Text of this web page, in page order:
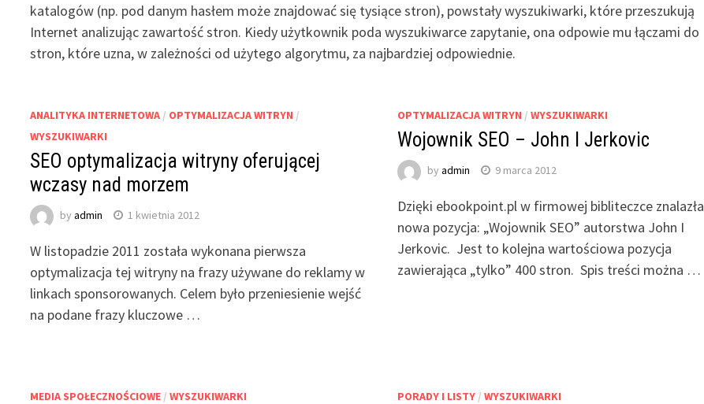
katalogów (np. pod danym hasłem może znajdować się tysiące stron), powstały wyszukiwarki, które przeszukują
Internet analizując zawartość stron. Kiedy użytkownik poda wyszukiwarce zapytanie, ona odpowie mu łączami do
stron, które uzna, w zależności od użytego algorytmu, za najbardziej odpowiednie.
ANALITYKA INTERNETOWA / OPTYMALIZACJA WITRYN /
WYSZUKIWARKI
SEO optymalizacja witryny oferującej
wczasy nad morzem
byadmin 1 kwietnia 2012
W listopadzie 2011 została wykonana pierwsza
optymalizacja tej witryny na frazy używane do reklamy w
linkach sponsorowanych. Celem było przeniesienie wejść
na podane frazy kluczowe …
OPTYMALIZACJA WITRYN / WYSZUKIWARKI
Wojownik SEO – John I Jerkovic
by admin 9 marca 2012
Dzięki ebookpoint.pl w firmowej bibliteczce znalazła
nowa pozycja: „Wojownik SEO” autorstwa John I
Jerkovic. Jest to kolejna wartościowa pozycja
zawierająca „tylko” 400 stron. Spis treści można …
MEDIA SPOŁECZNOŚCIOWE /WYSZUKIWARKI PORADY I LISTY/ WYSZUKIWARKI